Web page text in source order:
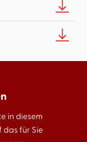
in diesem
das für Sie